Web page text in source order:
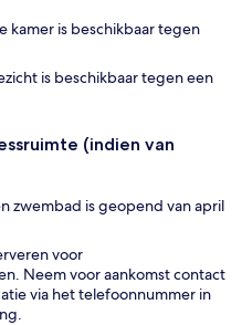
kamer is beschikbaar tegen
is beschikbaar tegen een
(indien van
zwembad is geopend van april
voor
Neem voor aankomst contact
via het telefoonnummer in